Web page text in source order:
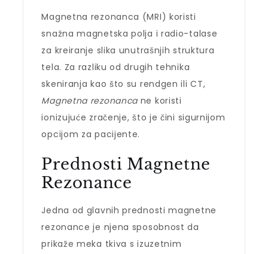
Magnetna rezonanca (MRI) koristi
snažna magnetska polja i radio-talase
za kreiranje slika unutrašnjih struktura
tela. Za razliku od drugih tehnika
skeniranja kao što su rendgen ili CT,
Magnetna rezonancane koristi
ionizujuće zračenje, što je čini sigurnijom
opcijom za pacijente.
Prednosti Magnetne
Rezonance
Jedna od glavnih prednosti magnetne
rezonance je njena sposobnost da
prikaže meka tkiva s izuzetnim